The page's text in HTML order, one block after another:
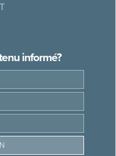
informé?